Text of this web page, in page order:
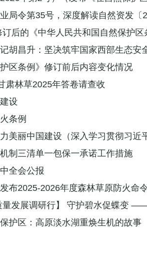
局令第35号，深度解读自然资发
后的《中华人民共和国自然保护区
胡昌升：坚决筑牢国家西部生态安
区条例》修订前后内容变化情况
肃林草2025年答卷请查收
设
条例
美丽中国建设（深入学习贯彻习近
制三清单一包保一承诺工作措施
全会公报
布2025-2026年度森林草原防火命
量发展调研行】 守护碧水促蝶变
护区：高原淡水湖重焕生机的故事